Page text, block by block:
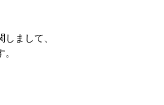
まして、